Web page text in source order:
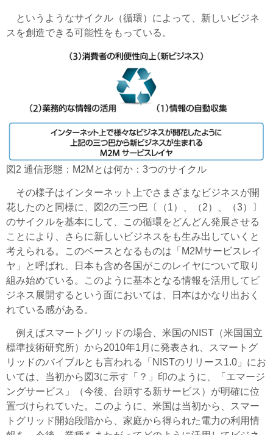
というようなサイクル（循環）によって、新しいビジネ
スを創造できる可能性をもっている。
図2 通信形態：M2Mとは何か：3つのサイクル
その様子はインターネット上でさまざまなビジネスが開
花したのと同様に、図2の三つ巴〔（1）、（2）、（3）〕
のサイクルを基本にして、この循環をどんどん発展させる
ことにより、さらに新しいビジネスをも生み出していくと
考えられる。このベースとなるものは「M2Mサービスレイ
ヤ」と呼ばれ、日本も含め各国がこのレイヤについて取り
組み始めている。このように基本となる情報を活用してビ
ジネス展開するという面においては、日本はかなり出おく
れている感がある。
例えばスマートグリッドの場合、米国のNIST（米国国立
標準技術研究所）から2010年1月に発表され、スマートグ
リッドのバイブルとも言われる「NISTのリリース1.0」にお
いては、当初から図3に示す「？」印のように、「エマージ
ングサービス」（今後、台頭する新サービス）が明確に位
置づけられていた。このように、米国は当初から、スマー
トグリッド開始段階から、家庭から得られた電力の利用情